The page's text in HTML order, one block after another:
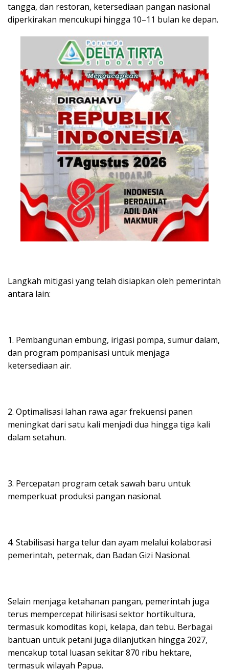
tangga, dan restoran, ketersediaan pangan nasional
diperkirakan mencukupi hingga 10–11 bulan ke depan.
Langkah mitigasi yang telah disiapkan oleh pemerintah
antara lain:
1. Pembangunan embung, irigasi pompa, sumur dalam,
dan program pompanisasi untuk menjaga
ketersediaan air.
2. Optimalisasi lahan rawa agar frekuensi panen
meningkat dari satu kali menjadi dua hingga tiga kali
dalam setahun.
3. Percepatan program cetak sawah baru untuk
memperkuat produksi pangan nasional.
4. Stabilisasi harga telur dan ayam melalui kolaborasi
pemerintah, peternak, dan Badan Gizi Nasional.
Selain menjaga ketahanan pangan, pemerintah juga
terus mempercepat hilirisasi sektor hortikultura,
termasuk komoditas kopi, kelapa, dan tebu. Berbagai
bantuan untuk petani juga dilanjutkan hingga 2027,
mencakup total luasan sekitar 870 ribu hektare,
termasuk wilayah Papua.